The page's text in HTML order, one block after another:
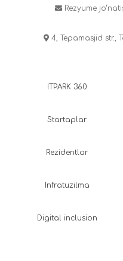
Rezyume
4, Tepamasjid str.,
ITPARK 360
Startaplar
Rezidentlar
Infratuzilma
Digital inclusion